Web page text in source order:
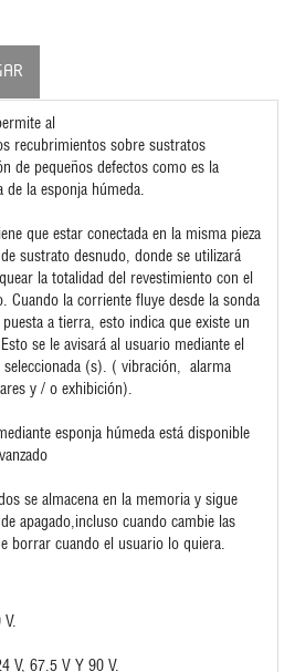
al
recubrimientos sobre sustratos
de pequeños defectos como es la
de la esponja húmeda.
que estar conectada en la misma pieza
sustrato desnudo, donde se utilizará
la totalidad del revestimiento con el
. Cuando la corriente fluye desde la sonda
puesta a tierra, esto indica que existe un
Esto se le avisará al usuario mediante el
(s). ( vibración, alarma
y / o exhibición).
esponja húmeda está disponible
se almacena en la memoria y sigue
de apagado,incluso cuando cambie las
borrar cuando el usuario lo quiera.
V, 67.5 V Y 90 V.